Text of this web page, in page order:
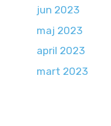
jun 2023
maj 2023
april 2023
mart 2023